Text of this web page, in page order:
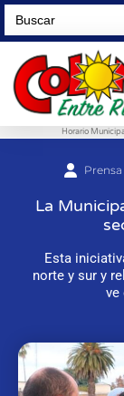
Search
for:
Horario
La
Esta
norte y sur y
ve